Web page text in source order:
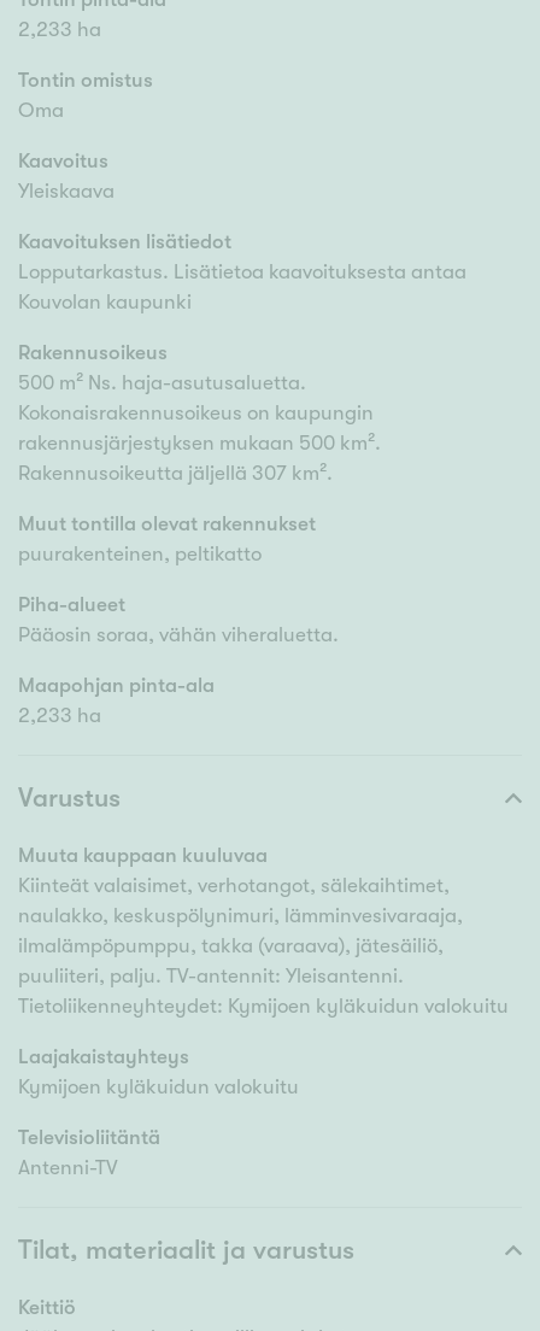
2,233 ha
Tontin omistus
Oma
Kaavoitus
Yleiskaava
Kaavoituksen lisätiedot
Lopputarkastus. Lisätietoa kaavoituksesta antaa
Kouvolan kaupunki
Rakennusoikeus
500 m² Ns. haja-asutusaluetta.
Kokonaisrakennusoikeus on kaupungin
rakennusjärjestyksen mukaan 500 km².
Rakennusoikeutta jäljellä 307 km².
Muut tontilla olevat rakennukset
puurakenteinen, peltikatto
Piha-alueet
Pääosin soraa, vähän viheraluetta.
Maapohjan pinta-ala
2,233 ha
Varustus
Muuta kauppaan kuuluvaa
Kiinteät valaisimet, verhotangot, sälekaihtimet,
naulakko, keskuspölynimuri, lämminvesivaraaja,
ilmalämpöpumppu, takka (varaava), jätesäiliö,
puuliiteri, palju. TV-antennit: Yleisantenni.
Tietoliikenneyhteydet: Kymijoen kyläkuidun valokuitu
Laajakaistayhteys
Kymijoen kyläkuidun valokuitu
Televisioliitäntä
Antenni-TV
Tilat, materiaalit ja varustus
Keittiö